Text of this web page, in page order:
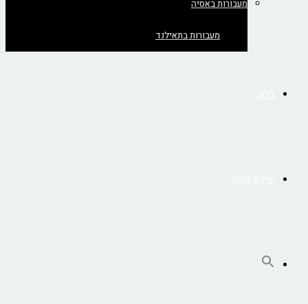
מעבורות באסיה
מעבורות בתאילנד